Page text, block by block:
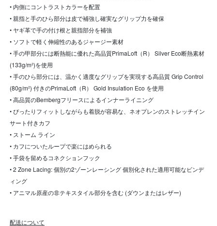
• 内側にコントラストカラーを配置
• 親指と手のひら部分は皮で補強し確実なグリップ力を確保
• ヤギ革で手の付け根と親指部分を補強
• ソフトで軽く伸縮性のあるジャージー素材
• 手の甲部分には断熱能に優れた高品質PrimaLoft（R） Silver Eco断熱素材
(133g/m²)を使用
• 手のひら部分には、温かく適度なグリップを実現する高品質 Grip Control
(80g/m²) 付きのPrimaLoft（R） Gold Insulation Eco を使用
• 高品質のBembergフリースによるインナーライニング
• ぴったりフィットしながらも着脱が容易な、ネオプレンのストレッチイン
サート付きカフ
• ストーム ライン
• カフについたループで楽にはめられる
• 手袋を留めるコネクションフック
• 2 Zone Lacing: 個別の2ゾーンレーシング 個別化された適用可能なビンデ
ィング
• アニマル原産の非テキスタイル部分を含む (ダウンまたはレザー)
配送について